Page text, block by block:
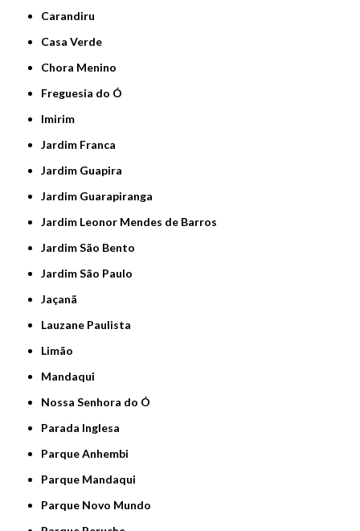
Carandiru
Casa Verde
Chora Menino
Freguesia do Ó
Imirim
Jardim Franca
Jardim Guapira
Jardim Guarapiranga
Jardim Leonor Mendes de Barros
Jardim São Bento
Jardim São Paulo
Jaçanã
Lauzane Paulista
Limão
Mandaqui
Nossa Senhora do Ó
Parada Inglesa
Parque Anhembi
Parque Mandaqui
Parque Novo Mundo